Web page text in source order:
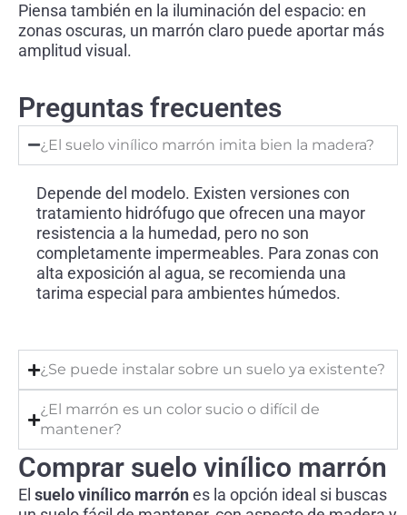
Piensa también en la iluminación del espacio: en
zonas oscuras, un marrón claro puede aportar más
amplitud visual.
Preguntas frecuentes
¿El suelo vinílico marrón imita bien la madera?
Depende del modelo. Existen versiones con
tratamiento hidrófugo que ofrecen una mayor
resistencia a la humedad, pero no son
completamente impermeables. Para zonas con
alta exposición al agua, se recomienda una
tarima especial para ambientes húmedos.
¿Se puede instalar sobre un suelo ya existente?
¿El marrón es un color sucio o difícil de
mantener?
Comprar suelo vinílico marrón
El suelo vinílico marrónes la opción ideal si buscas